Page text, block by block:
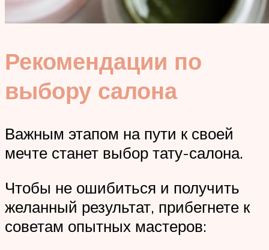
Рекомендации по
выбору салона
Важным этапом на пути к своей
мечте станет выбор тату-салона.
Чтобы не ошибиться и получить
желанный результат, прибегнете к
советам опытных мастеров: